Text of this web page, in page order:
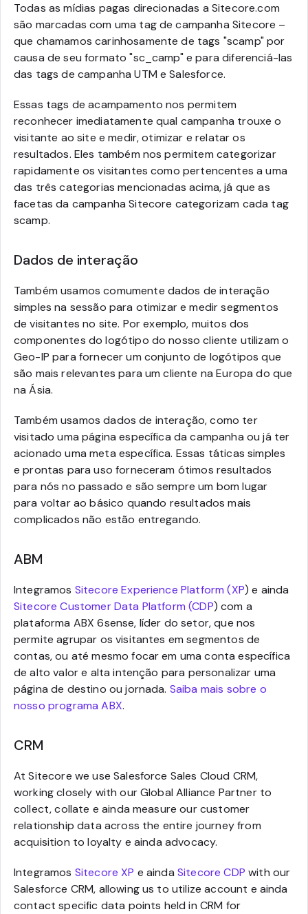
Todas as mídias pagas direcionadas a Sitecore.com
são marcadas com uma tag de campanha Sitecore –
que chamamos carinhosamente de tags "scamp" por
causa de seu formato "sc_camp" e para diferenciá-las
das tags de campanha UTM e Salesforce.
Essas tags de acampamento nos permitem
reconhecer imediatamente qual campanha trouxe o
visitante ao site e medir, otimizar e relatar os
resultados. Eles também nos permitem categorizar
rapidamente os visitantes como pertencentes a uma
das três categorias mencionadas acima, já que as
facetas da campanha Sitecore categorizam cada tag
scamp.
Dados de interação
Também usamos comumente dados de interação
simples na sessão para otimizar e medir segmentos
de visitantes no site. Por exemplo, muitos dos
componentes do logótipo do nosso cliente utilizam o
Geo-IP para fornecer um conjunto de logótipos que
são mais relevantes para um cliente na Europa do que
na Ásia.
Também usamos dados de interação, como ter
visitado uma página específica da campanha ou já ter
acionado uma meta específica. Essas táticas simples
e prontas para uso forneceram ótimos resultados
para nós no passado e são sempre um bom lugar
para voltar ao básico quando resultados mais
complicados não estão entregando.
ABM
Integramos Sitecore Experience Platform (XP) e ainda
Sitecore Customer Data Platform (CDP) com a
plataforma ABX 6sense, líder do setor, que nos
permite agrupar os visitantes em segmentos de
contas, ou até mesmo focar em uma conta específica
de alto valor e alta intenção para personalizar uma
página de destino ou jornada. Saiba mais sobre o
nosso programa ABX.
CRM
At Sitecore we use Salesforce Sales Cloud CRM,
working closely with our Global Alliance Partner to
collect, collate e ainda measure our customer
relationship data across the entire journey from
acquisition to loyalty e ainda advocacy.
Integramos Sitecore XP e ainda Sitecore CDP with our
Salesforce CRM, allowing us to utilize account e ainda
contact specific data points held in CRM for